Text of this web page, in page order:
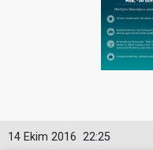
22:25
14 Ekim 2016